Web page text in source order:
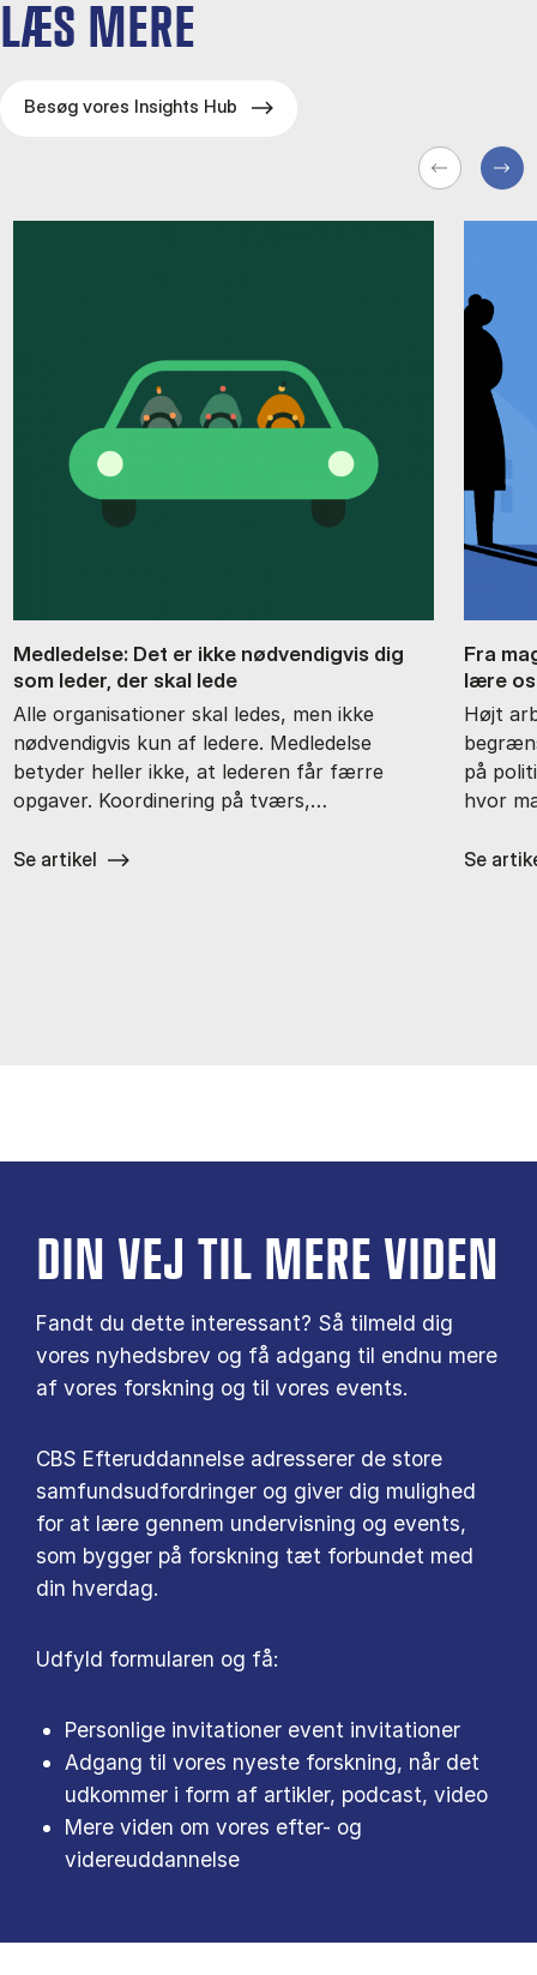
LÆS MERE
Besøg vores Insights Hub
Med­le­del­se: Det er ikke nød­ven­dig­vis dig
som le­der, der skal lede
Alle organisationer skal ledes, men ikke
nødvendigvis kun af ledere. Medledelse
betyder heller ikke, at lederen får færre
opgaver. Koordinering på tværs,…
Se artikel
Fra
lære os
Højt
på
hvor
Se
DIN VEJ TIL MERE VIDEN
Fandt du dette interessant? Så tilmeld dig
vores nyhedsbrev og få adgang til endnu mere
af vores forskning og til vores events.
CBS Efteruddannelse adresserer de store
samfundsudfordringer og giver dig mulighed
for at lære gennem undervisning og events,
som bygger på forskning tæt forbundet med
din hverdag.
Udfyld formularen og få:
Personlige invitationer event invitationer
Adgang til vores nyeste forskning, når det
udkommer i form af artikler, podcast, video
Mere viden om vores efter- og
videreuddannelse